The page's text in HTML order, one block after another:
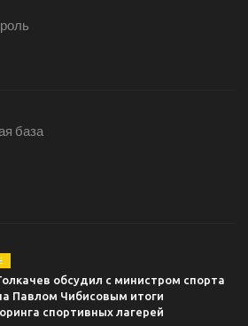
база
обсудил с министром спорта
Павлом Чибисовым итоги
спортивных лагерей